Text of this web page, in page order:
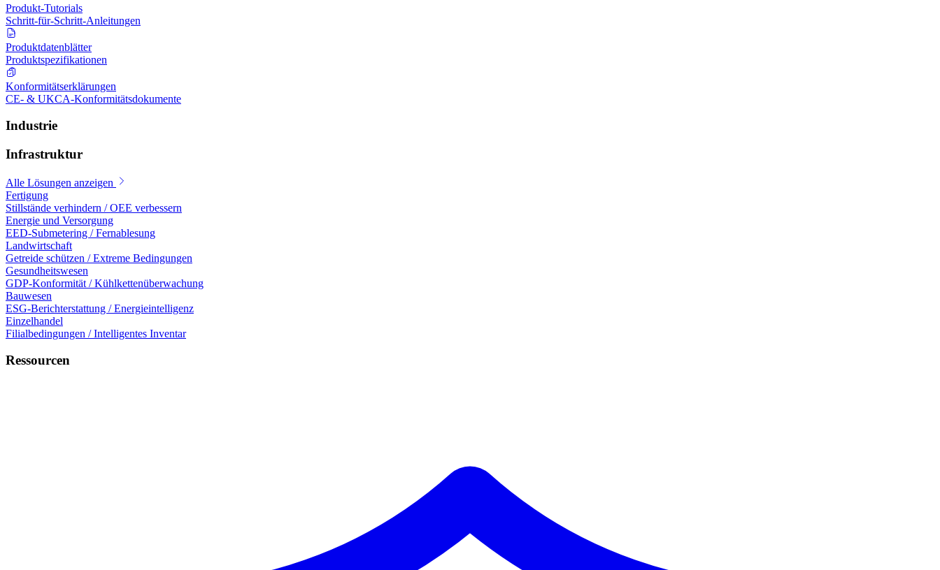
Produkt-Tutorials
Schritt-für-Schritt-Anleitungen
Produktdatenblätter
Produktspezifikationen
Konformitätserklärungen
CE- & UKCA-Konformitätsdokumente
Industrie
Infrastruktur
Alle Lösungen anzeigen
Fertigung
Stillstände verhindern / OEE verbessern
Energie und Versorgung
EED-Submetering / Fernablesung
Landwirtschaft
Getreide schützen / Extreme Bedingungen
Gesundheitswesen
GDP-Konformität / Kühlkettenüberwachung
Bauwesen
ESG-Berichterstattung / Energieintelligenz
Einzelhandel
Filialbedingungen / Intelligentes Inventar
Ressourcen